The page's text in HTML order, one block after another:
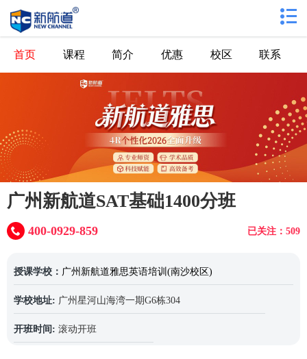
首页 课程 简介 优惠 校区 联系
广州新航道SAT基础1400分班
已关注：509
400-0929-859
授课学校： 广州新航道雅思英语培训(南沙校区)
学校地址: 广州星河山海湾一期G6栋304
开班时间: 滚动开班